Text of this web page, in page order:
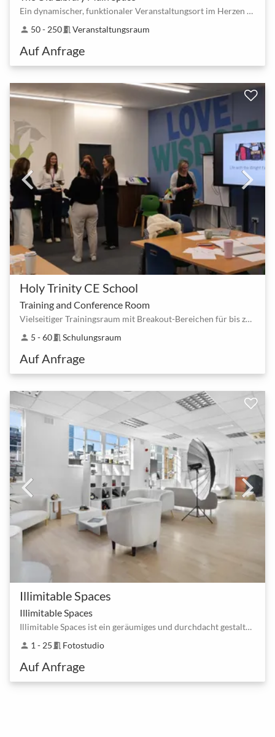
Ein dynamischer, funktionaler Veranstaltungsort im Herzen von Digbeth, dem kreativen Viertel von Bi…
person 50 - 250meeting_room Veranstaltungsraum
Auf Anfrage
Holy Trinity CE School
Training and Conference Room
Vielseitiger Trainingsraum mit Breakout-Bereichen für bis zu 60 Personen
person 5 - 60meeting_room Schulungsraum
Auf Anfrage
Illimitable Spaces
Illimitable Spaces
Illimitable Spaces ist ein geräumiges und durchdacht gestaltetes Studio
person 1 - 25 meeting_room Fotostudio
Auf Anfrage